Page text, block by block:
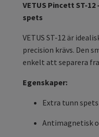
VETUS Pincett ST-
spets
VETUS ST-12 är
precision krävs. Den
enkelt att separera
Egenskaper:
Extra tunn
Antimagnetisk